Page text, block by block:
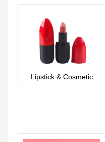
Lipstick & Cosmetic
Manufacturers –